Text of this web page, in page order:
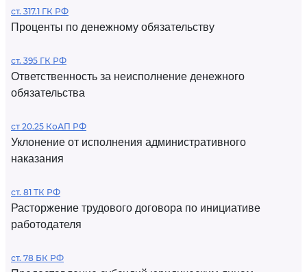
ст. 317.1 ГК РФ
Проценты по денежному обязательству
ст. 395 ГК РФ
Ответственность за неисполнение денежного
обязательства
ст 20.25 КоАП РФ
Уклонение от исполнения административного
наказания
ст. 81 ТК РФ
Расторжение трудового договора по инициативе
работодателя
ст. 78 БК РФ